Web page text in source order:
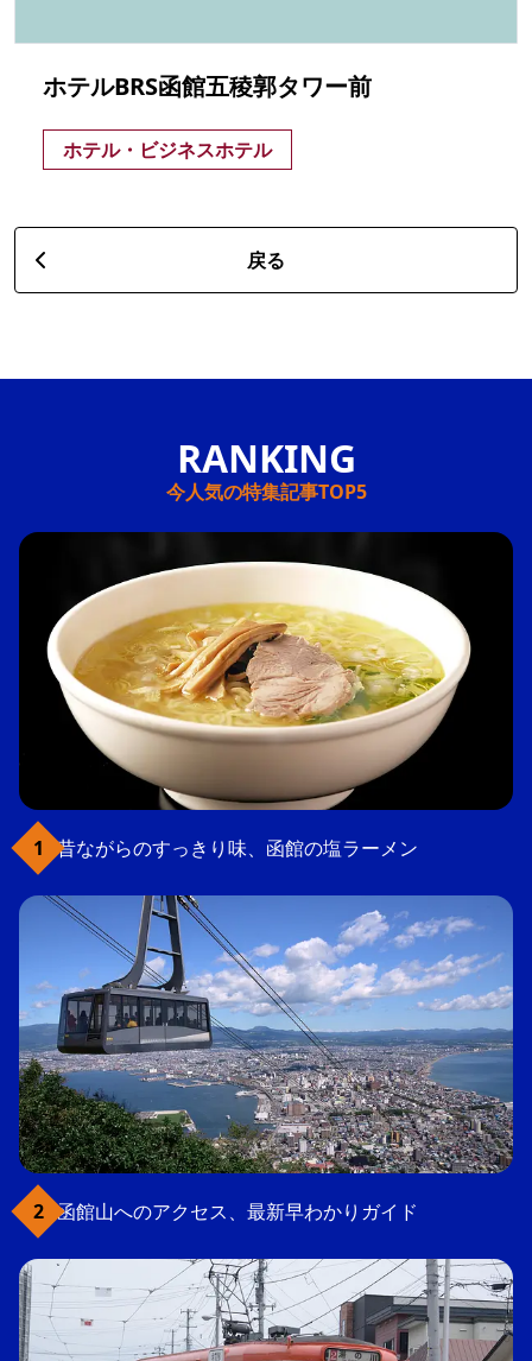
ホテルBRS函館五稜郭タワー前
ホテル・ビジネスホテル
戻る
今人気の特集記事TOP5
昔ながらのすっきり味、函館の塩ラーメン
函館山へのアクセス、最新早わかりガイド